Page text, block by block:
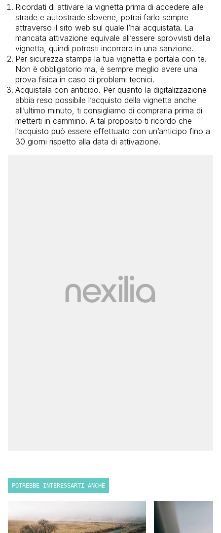
Ricordati di attivare la vignetta prima di accedere alle
strade e autostrade slovene, potrai farlo sempre
attraverso il sito web sul quale l’hai acquistata. La
mancata attivazione equivale all’essere sprovvisti della
vignetta, quindi potresti incorrere in una sanzione.
Per sicurezza stampa la tua vignetta e portala con te.
Non è obbligatorio ma, è sempre meglio avere una
prova fisica in caso di problemi tecnici.
Acquistala con anticipo. Per quanto la digitalizzazione
abbia reso possibile l’acquisto della vignetta anche
all’ultimo minuto, ti consigliamo di comprarla prima di
metterti in cammino. A tal proposito ti ricordo che
l’acquisto può essere effettuato con un’anticipo fino a
30 giorni rispetto alla data di attivazione.
POTREBBE INTERESSARTI ANCHE